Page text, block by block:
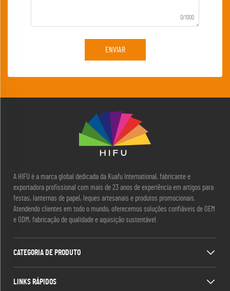
0/1000
ENVIAR
A HIFU é a marca global dedicada da Kuafu International, fabricante e
exportadora profissional com mais de 23 anos de experiência em artigos para
festas, lanternas de papel, leques artesanais e produtos promocionais.
Atendendo clientes em todo o mundo, oferecemos soluções confiáveis de OEM
e ODM, fabricação de qualidade e aquisição sustentável.
CATEGORIA DE PRODUTO
LINKS RÁPIDOS